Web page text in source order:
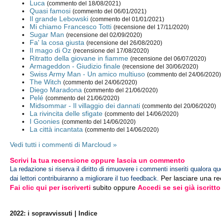
Luca (commento del 18/08/2021)
Quasi famosi (commento del 06/01/2021)
Il grande Lebowski (commento del 01/01/2021)
Mi chiamo Francesco Totti (recensione del 17/11/2020)
Sugar Man (recensione del 02/09/2020)
Fa' la cosa giusta (recensione del 26/08/2020)
Il mago di Oz (recensione del 17/08/2020)
Ritratto della giovane in fiamme (recensione del 06/07/2020)
Armageddon - Giudizio finale (recensione del 30/06/2020)
Swiss Army Man - Un amico multiuso (commento del 24/06/2020)
The Witch (commento del 24/06/2020)
Diego Maradona (commento del 21/06/2020)
Pelé (commento del 21/06/2020)
Midsommar - Il villaggio dei dannati (commento del 20/06/2020)
La rivincita delle sfigate (commento del 14/06/2020)
I Goonies (commento del 14/06/2020)
La città incantata (commento del 14/06/2020)
Vedi tutti i commenti di Marcloud »
Scrivi la tua recensione oppure lascia un commento
La redazione si riserva il diritto di rimuovere i commenti inseriti qualora
dai lettori contribuiranno a migliorare il tuo feedback. Per lasciare una
Fai clic qui per iscriverti subito oppureAccedi se sei già iscritto
2022: i sopravvissuti | Indice